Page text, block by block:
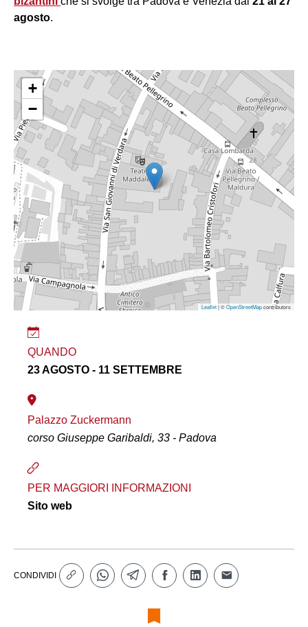
agosto.
+
−
Leaflet| ©OpenStreetMapcontributors
QUANDO
23 AGOSTO - 11 SETTEMBRE
Palazzo Zuckermann
corso Giuseppe Garibaldi, 33 - Padova
PER MAGGIORI INFORMAZIONI
Sito web
CONDIVIDI